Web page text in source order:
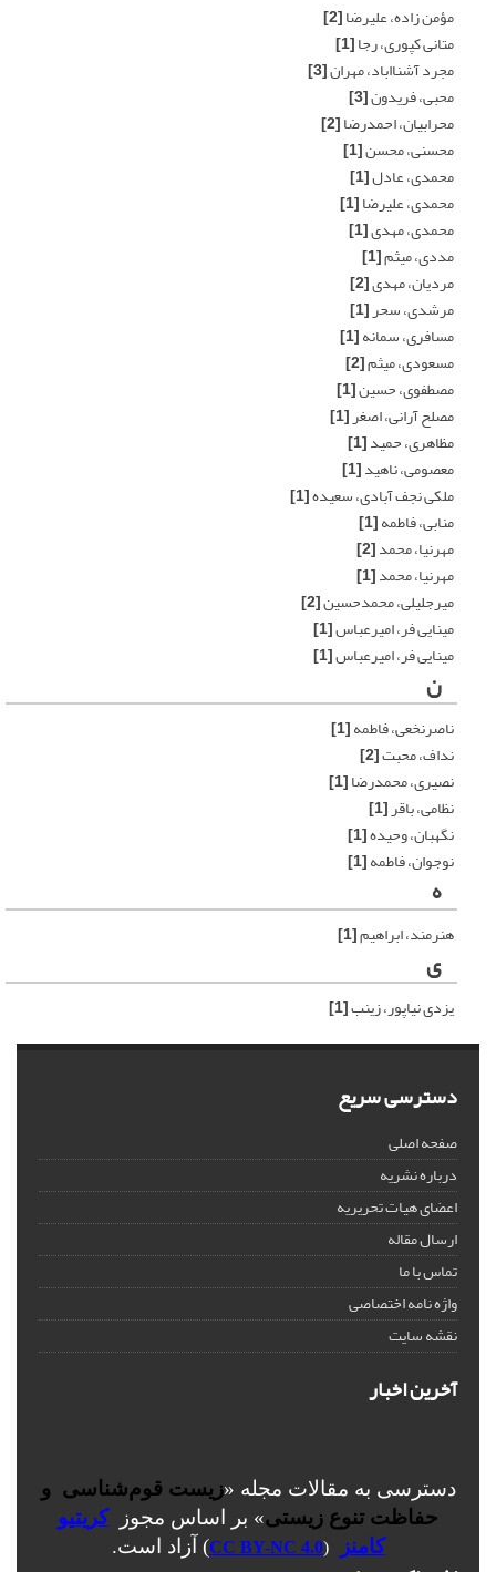
مؤمن زاده، علیرضا[2]
متانی کپوری، رجا[1]
مجرد آشنااباد، مهران[3]
محبی، فریدون[3]
محرابیان، احمدرضا[2]
محسنی، محسن[1]
محمدی، عادل[1]
محمدی، علیرضا[1]
محمدی، مهدی[1]
مددی، میثم[1]
مردیان، مهدی[2]
مرشدی، سحر[1]
مسافری، سمانه[1]
مسعودی، میثم[2]
مصطفوی، حسین[1]
مصلح آرانی، اصغر[1]
مظاهری، حمید[1]
معصومی، ناهید[1]
ملکی نجف آبادی، سعیده[1]
منابی، فاطمه[1]
مهرنیا، محمد[2]
مهرنیا، محمد[1]
میرجلیلی، محمدحسین[2]
مینایی فر، امیرعباس[1]
مینایی فر، امیرعباس[1]
ن
ناصرنخعی، فاطمه[1]
نداف، محبت[2]
نصیری، محمدرضا[1]
نظامی، باقر[1]
نگهبان، وحیده[1]
نوجوان، فاطمه[1]
ه
هنرمند، ابراهیم[1]
ی
یزدی نیاپور، زینب[1]
دسترسی سریع
صفحه اصلی
درباره نشریه
اعضای هیات تحریریه
ارسال مقاله
تماس با ما
واژه نامه اختصاصی
نقشه سایت
آخرین اخبار
دسترسی به مقالات مجله «زیست قوم‌شناسی و
حفاظت تنوع زیستی» بر اساس مجوزکریتیو
کامنز
(
CC BY-NC 4.0) آزاد است.